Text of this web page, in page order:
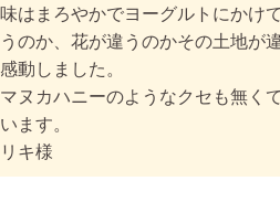
味はまろやかでヨーグルトにかけ
うのか、花が違うのかその土地が
感動しました。
マヌカハニーのようなクセも無く
います。
リキ様